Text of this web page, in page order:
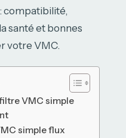
compatibilité,
santé et bonnes
votre VMC.
VMC simple
simple flux